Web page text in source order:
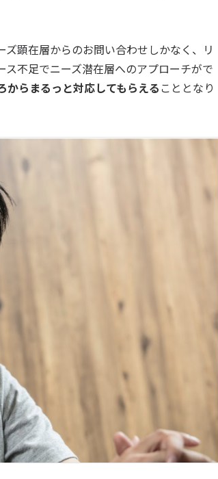
顕在層からのお問い合わせしかなく、リ
不足でニーズ潜在層へのアプローチがで
からまるっと対応してもらえる こととなり